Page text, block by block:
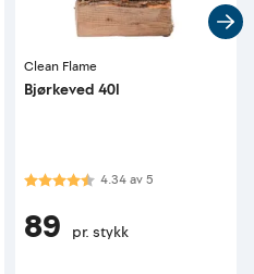
Clean Flame
Bjørkeved 40l
Karakter:4.3 av 5 mulige
4.34av5
89 pr. stykk